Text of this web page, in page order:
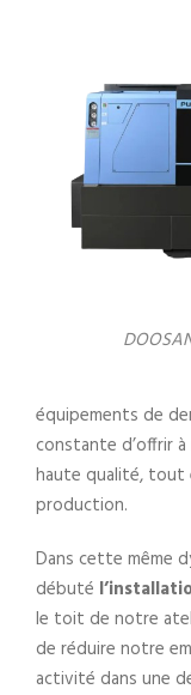
DOOSAN
équipements de
constante d’offrir
haute qualité, tout
production.
Dans cette même
débuté
le toit de notre
de réduire notre
activité dans une